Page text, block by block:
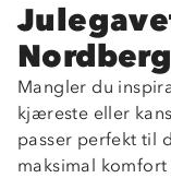
Nordberg
Mangler du
kjæreste eller
passer perfekt til
maksimal